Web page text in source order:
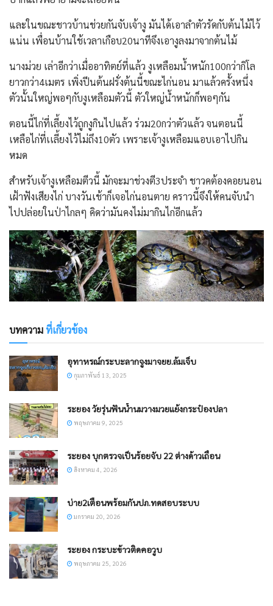
และในขณะชาวบ้านช่วยกันจับเจ้างู มันได้เอาลำตัวรัดกับต้นไม้ไว้
แน่น เพื่อนบ้านใช้เวลาเกือบ20นาทีจึงเอางูลงมาจากต้นไม้
นางม่วย เล่าอีกว่าเมื่ออาทิตย์ที่แล้ว งูเหลือมน้ำหนัก100กว่ากิโล
ยาวกว่า4เมตร เพิ่งปีนต้นฝรั่งต้นนี้ขณะไก่นอน มาแล้วครั้งหนึ่ง
ตัวนั้นใหญ่พอๆกับงูเหลือมตัวนี้ ตัวใหญ่น้ำหนักก็พอๆกัน
ตอนนี้ไก่ที่เลี้ยงไว้ถูกงูกินไปแล้ว ร่วม20กว่าตัวแล้ว จนตอนนี้
เหลือไก่ที่เเลี้ยงไว้ไม่ถึง10ตัว เพราะเจ้างูเหลือมแอบเอาไปกิน
หมด
สำหรับเจ้างูเหลือมตีวนี้ มักจะมาช่วงตี3ประจำ ชาวคต้องคอยนอน
เฝ้าฟังเสียงไก่ บางวันเช้าก็เจอไก่นอนตาย คราวนี้จึงให้คนจับนำ
ไปปล่อยในป่าไกลๆ คิดว่ามันคงไม่มากินไก่อีกแล้ว
บทความที่เกี่ยวข้อง
อุทาหรณ์กระบะลากจูงมาจยย.ล้มเจ็บ
กุมภาพันธ์ 13, 2025
ระยอง วัยรุ่นฟันน้ำนมวางมวยแย้งกระป๋องปลา
พฤษภาคม 9, 2025
ระยอง บุกตรวจเป็นร้อยจับ 22 ต่างด้าวเถื่อน
สิงหาคม 4, 2026
บ่าย2เตือนพร้อมกันปภ.ทดสอบระบบ
มกราคม 20, 2026
ระยอง กระบะข้าวติดคอวูบ
พฤษภาคม 25, 2026